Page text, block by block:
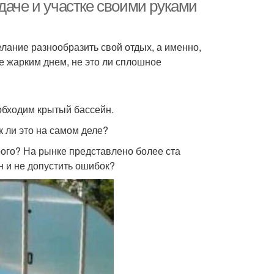
и участке своими руками
разнообразить свой отдых, а именно,
жарким днем, не это ли сплошное
крытый бассейн.
ли это на самом деле?
На рынке представлено более ста
и не допустить ошибок?